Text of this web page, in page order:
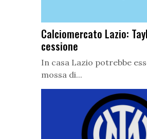
Calciomercato Lazio:
cessione
In casa Lazio potrebbe
mossa di...